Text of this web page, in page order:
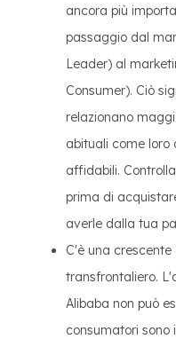
ancora più
passaggio dal
Leader) al
Consumer). Ciò
relazionano
abituali come loro
affidabili.
prima di
averle dalla tua
C'è una
transfrontaliero.
Alibaba non può
consumatori sono